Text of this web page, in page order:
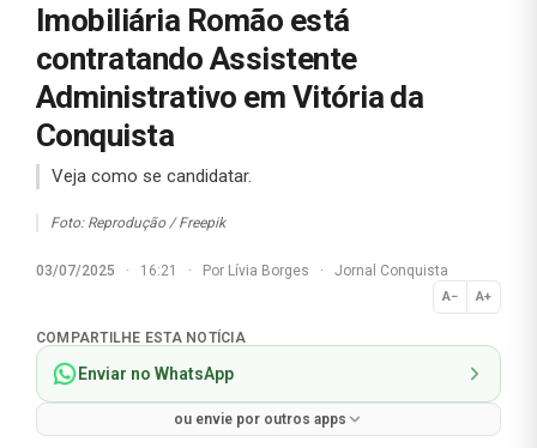
Imobiliária Romão está
contratando Assistente
Administrativo em Vitória da
Conquista
Veja como se candidatar.
Foto: Reprodução / Freepik
03/07/2025 · 16:21 · Por Lívia Borges · Jornal Conquista
A− A+
Normal
COMPARTILHE ESTA NOTÍCIA
Enviar no WhatsApp
ou envie por outros apps